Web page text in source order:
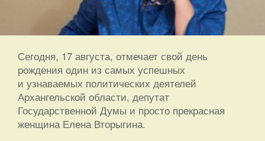
Сегодня, 17 августа, отмечает свой день
рождения один из самых успешных
и узнаваемых политических деятелей
Архангельской области, депутат
Государственной Думы и просто прекрасная
женщина Елена Вторыгина.